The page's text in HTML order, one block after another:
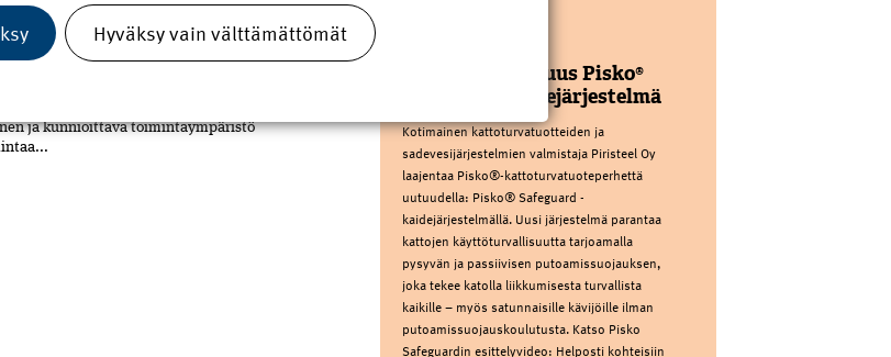
tulleet tutuiksi. RKL:n...
eettiset pelisäännöt
peli­säännöt. Sääntöjen vakiintunut
Säännöstö määrittelee sen, kuinka
ja kun­nioittava toimintaympäristö
Kattoturvauutuus Pisko®
Safeguard kaidejärjestelmä
Kotimainen kattoturvatuotteiden ja
sadevesijärjestelmien valmistaja Piristeel Oy
laajentaa Pisko®-kattoturvatuoteperhettä
uutuudella: Pisko® Safeguard -
kaidejärjestelmällä. Uusi järjestelmä parantaa
kattojen käyttöturvallisuutta tarjoamalla
pysyvän ja passiivisen putoamissuojauksen,
joka tekee katolla liikkumisesta turvallista
kaikille – myös satunnaisille kävijöille ilman
putoamissuojauskoulutusta. Katso Pisko
Safeguardin esittelyvideo: Helposti kohteisiin
Hyväksy vain välttämättömät